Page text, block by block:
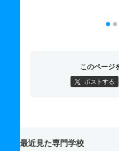
このページ
ポストする
最近見た専門学校